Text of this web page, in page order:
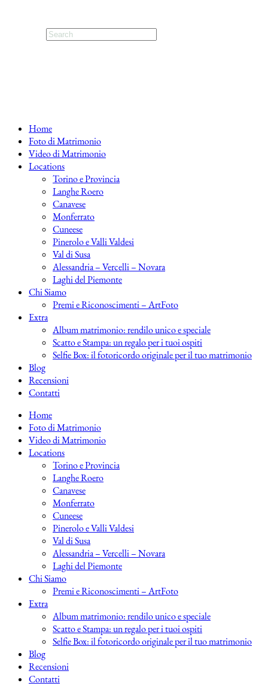
Home
Foto di Matrimonio
Video di Matrimonio
Locations
Torino e Provincia
Langhe Roero
Canavese
Monferrato
Cuneese
Pinerolo e Valli Valdesi
Val di Susa
Alessandria – Vercelli – Novara
Laghi del Piemonte
Chi Siamo
Premi e Riconoscimenti – ArtFoto
Extra
Album matrimonio: rendilo unico e speciale
Scatto e Stampa: un regalo per i tuoi ospiti
Selfie Box: il fotoricordo originale per il tuo matrimonio
Blog
Recensioni
Contatti
Home
Foto di Matrimonio
Video di Matrimonio
Locations
Torino e Provincia
Langhe Roero
Canavese
Monferrato
Cuneese
Pinerolo e Valli Valdesi
Val di Susa
Alessandria – Vercelli – Novara
Laghi del Piemonte
Chi Siamo
Premi e Riconoscimenti – ArtFoto
Extra
Album matrimonio: rendilo unico e speciale
Scatto e Stampa: un regalo per i tuoi ospiti
Selfie Box: il fotoricordo originale per il tuo matrimonio
Blog
Recensioni
Contatti